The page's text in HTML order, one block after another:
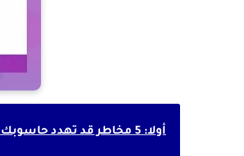
أولا: 5 مخاطر قد تهدد حاسوبك المحمول: